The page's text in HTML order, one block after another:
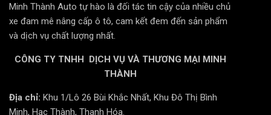
Minh Thành Auto tự hào là đối tác tin cậy của nhiều chủ
xe đam mê nâng cấp ô tô, cam kết đem đến sản phẩm
và dịch vụ chất lượng nhất.
CÔNG TY TNHH DỊCH VỤ VÀ THƯƠNG MẠI MINH
THÀNH
Địa chỉ: Khu 1/Lô 26 Bùi Khắc Nhất, Khu Đô Thị Bình
Minh, Hạc Thành, Thanh Hóa.